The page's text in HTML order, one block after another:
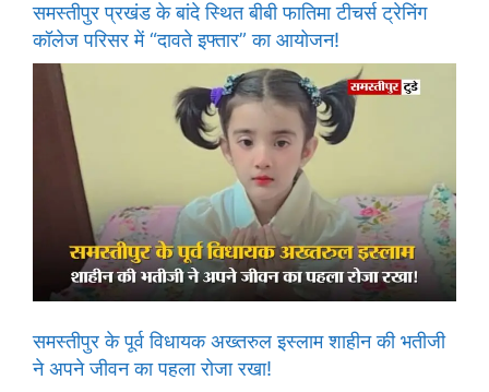
समस्तीपुर प्रखंड के बांदे स्थित बीबी फातिमा टीचर्स ट्रेनिंग
कॉलेज परिसर में “दावते इफ्तार” का आयोजन!
समस्तीपुर के पूर्व विधायक अख्तरुल इस्लाम शाहीन की भतीजी
ने अपने जीवन का पहला रोजा रखा!